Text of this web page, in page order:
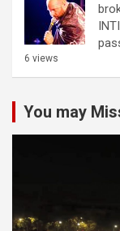
6 views
You may